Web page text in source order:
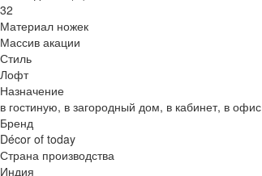
32
Материал ножек
Массив акации
Стиль
Лофт
Назначение
в гостиную, в загородный дом, в кабинет, в офис
Бренд
Décor of today
Страна производства
Индия